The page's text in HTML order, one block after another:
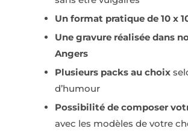
Un format pratique de 10 x
Une gravure réalisée dans
Angers
Plusieurs packs au choix
d’humour
Possibilité de composer
avec les modèles de votre